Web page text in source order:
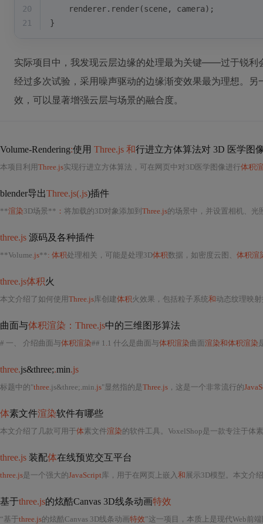
20
    renderer.render(scene, camera);
21
}
实际项目中，我发现云层边缘的处理最为关键——过于锐利
经过多次试验，采用噪声驱动的边缘渐变效果最为理想。
效，可以显著增强云层与场景的融合度。
Volume-Rendering:使用 Three.js 和行进立方体算法对 3D 医学图
本项目利用Three.js实现行进立方体算法，可在网页中对3D医学图像进行体积
blender导出Three.js(.js)插件
**渲染3D场景** ： 将加载的3D对象添加到 Three.js的场景中，并设置相机、光
three.js 源码及各种插件
**Volume.js**: 体积处理相关，可能是处理3D体积数据，如密度云图、 体积渲
three.js体积火
本文介绍了如何使用Three.js 库创建体积火效果，包括粒子系统和动态纹理映
曲面与体积渲染：Three.js中的三维图形算法
# 一、 介绍曲面与体积渲染## 1 . 1 什么是曲面与体积渲染曲面渲染和体积渲染
three.js&three;.min.js
标题中的"three.js&three; .min.js"显然指的是Three.js ，这是一个非常流行的
体素文件渲染软件有哪些
本文介绍了几款可用于体素文件渲染的软件工具。VoxelShop是一款专注于体
three.js 装配体在线预览交互平台
three.js是一个强大的JavaScript 库，用于在网页上嵌入和 展示3D模型。本文介
基于three.js的炫酷Canvas 3D线条动画特效
“基于three.js的炫酷Canvas 3D线条动画特效”这一项目，本质上是现代Web前